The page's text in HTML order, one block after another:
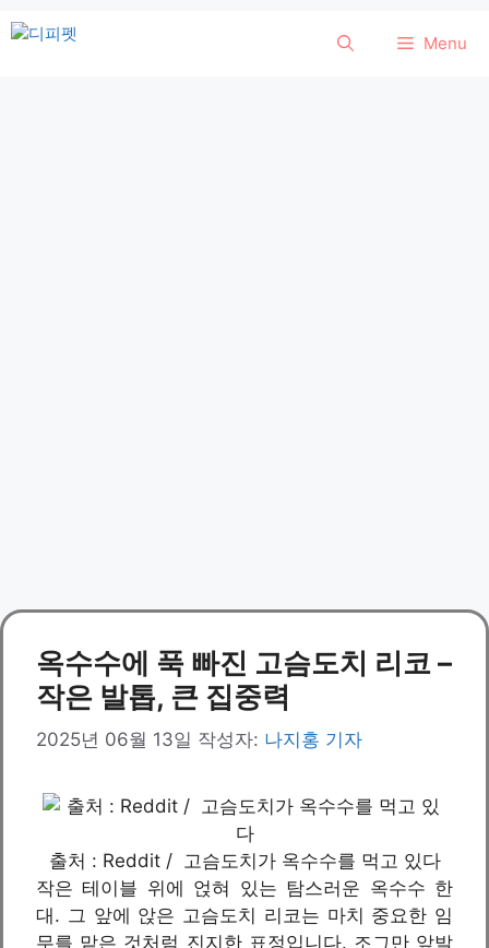
컨
Menu
옥수수에 푹 빠진 고슴도치 리코 –
작은 발톱, 큰 집중력
2025년 06월 13일 작성자: 나지홍 기자
출처 : Reddit / 고슴도치가 옥수수를 먹고 있다
작은 테이블 위에 얹혀 있는 탐스러운 옥수수 한
대. 그 앞에 앉은 고슴도치 리코는 마치 중요한 임
무를 맡은 것처럼 진지한 표정입니다. 조그만 앞발